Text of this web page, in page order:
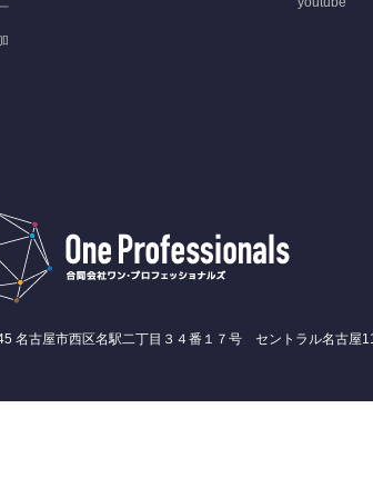
名古屋市西区名駅二丁目３４番１７号 セントラル名古屋